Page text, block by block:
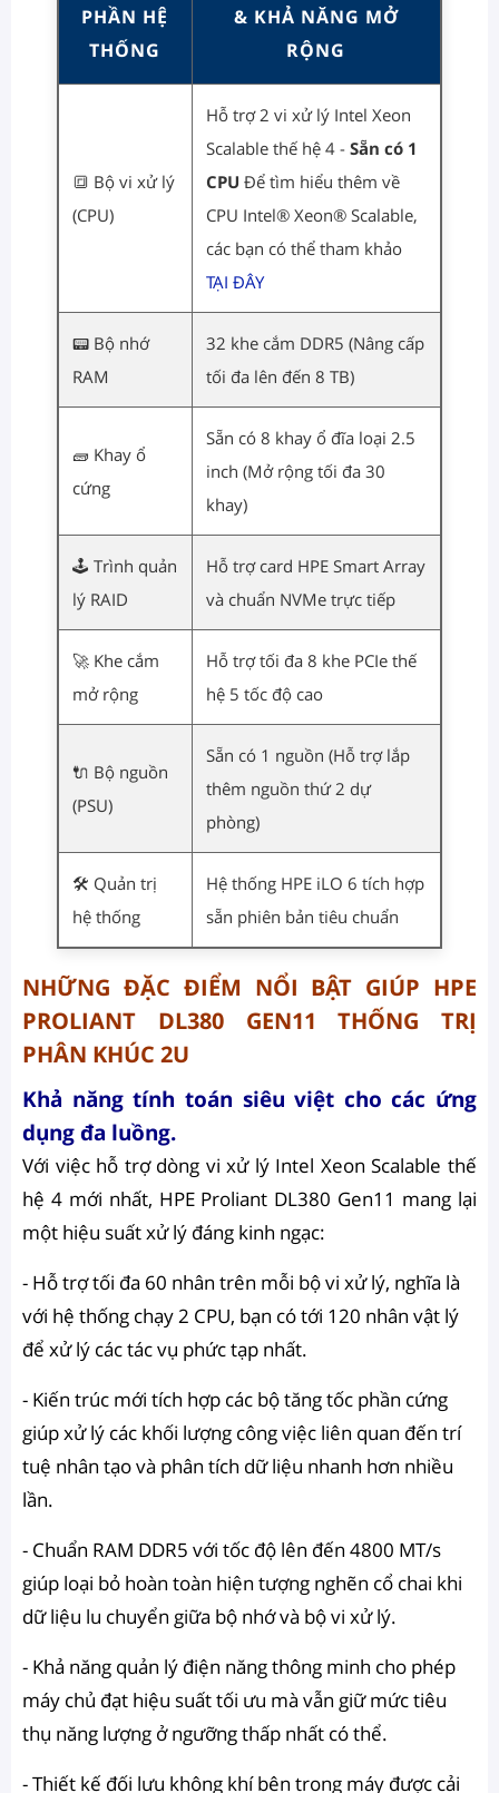
PHẦN HỆ
THỐNG
& KHẢ NĂNG MỞ
RỘNG
🔳 Bộ vi xử lý
(CPU)
Hỗ trợ 2 vi xử lý Intel Xeon
Scalable thế hệ 4 - Sẵn có 1
CPU Để tìm hiểu thêm về
CPU Intel® Xeon® Scalable,
các bạn có thể tham khảo
TẠI ĐÂY
📟 Bộ nhớ
RAM
32 khe cắm DDR5 (Nâng cấp
tối đa lên đến 8 TB)
🧱 Khay ổ
cứng
Sẵn có 8 khay ổ đĩa loại 2.5
inch (Mở rộng tối đa 30
khay)
🕹️ Trình quản
lý RAID
Hỗ trợ card HPE Smart Array
và chuẩn NVMe trực tiếp
🚀 Khe cắm
mở rộng
Hỗ trợ tối đa 8 khe PCIe thế
hệ 5 tốc độ cao
🔌 Bộ nguồn
(PSU)
Sẵn có 1 nguồn (Hỗ trợ lắp
thêm nguồn thứ 2 dự
phòng)
🛠️ Quản trị
hệ thống
Hệ thống HPE iLO 6 tích hợp
sẵn phiên bản tiêu chuẩn
NHỮNG ĐẶC ĐIỂM NỔI BẬT GIÚP HPE
PROLIANT DL380 GEN11 THỐNG TRỊ
PHÂN KHÚC 2U
Khả năng tính toán siêu việt cho các ứng
dụng đa luồng.
Với việc hỗ trợ dòng vi xử lý Intel Xeon Scalable thế
hệ 4 mới nhất, HPE Proliant DL380 Gen11 mang lại
một hiệu suất xử lý đáng kinh ngạc:
- Hỗ trợ tối đa 60 nhân trên mỗi bộ vi xử lý, nghĩa là
với hệ thống chạy 2 CPU, bạn có tới 120 nhân vật lý
để xử lý các tác vụ phức tạp nhất.
- Kiến trúc mới tích hợp các bộ tăng tốc phần cứng
giúp xử lý các khối lượng công việc liên quan đến trí
tuệ nhân tạo và phân tích dữ liệu nhanh hơn nhiều
lần.
- Chuẩn RAM DDR5 với tốc độ lên đến 4800 MT/s
giúp loại bỏ hoàn toàn hiện tượng nghẽn cổ chai khi
dữ liệu lu chuyển giữa bộ nhớ và bộ vi xử lý.
- Khả năng quản lý điện năng thông minh cho phép
máy chủ đạt hiệu suất tối ưu mà vẫn giữ mức tiêu
thụ năng lượng ở ngưỡng thấp nhất có thể.
- Thiết kế đối lưu không khí bên trong máy được cải